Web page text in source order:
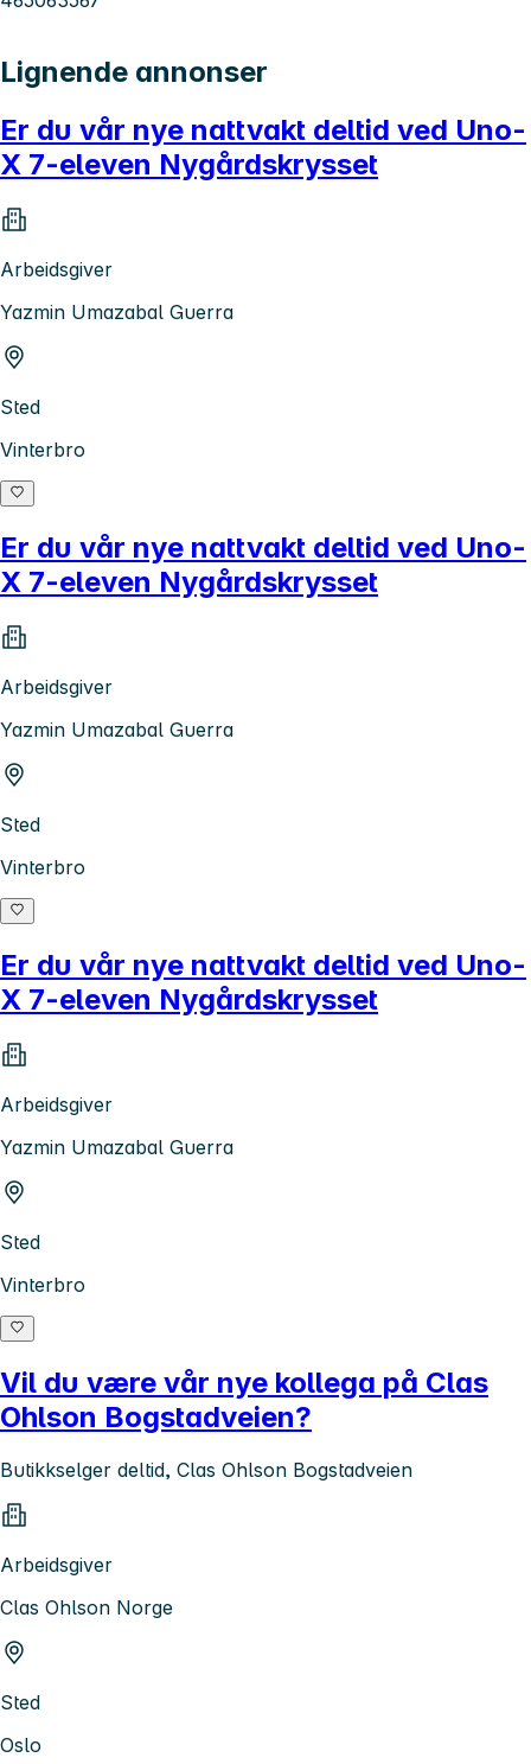
Lignende annonser
Er du vår nye nattvakt deltid ved Uno-
X 7-eleven Nygårdskrysset
Arbeidsgiver
Yazmin Umazabal Guerra
Sted
Vinterbro
Er du vår nye nattvakt deltid ved Uno-
X 7-eleven Nygårdskrysset
Arbeidsgiver
Yazmin Umazabal Guerra
Sted
Vinterbro
Er du vår nye nattvakt deltid ved Uno-
X 7-eleven Nygårdskrysset
Arbeidsgiver
Yazmin Umazabal Guerra
Sted
Vinterbro
Vil du være vår nye kollega på Clas
Ohlson Bogstadveien?
Butikkselger deltid, Clas Ohlson Bogstadveien
Arbeidsgiver
Clas Ohlson Norge
Sted
Oslo